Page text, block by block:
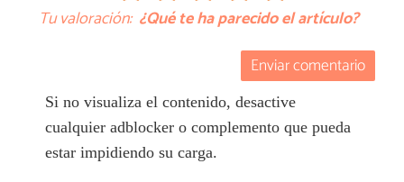
Tu valoración: ¿Qué te ha parecido el artículo?
Enviar comentario
Si no visualiza el contenido, desactive
cualquier adblocker o complemento que pueda
estar impidiendo su carga.